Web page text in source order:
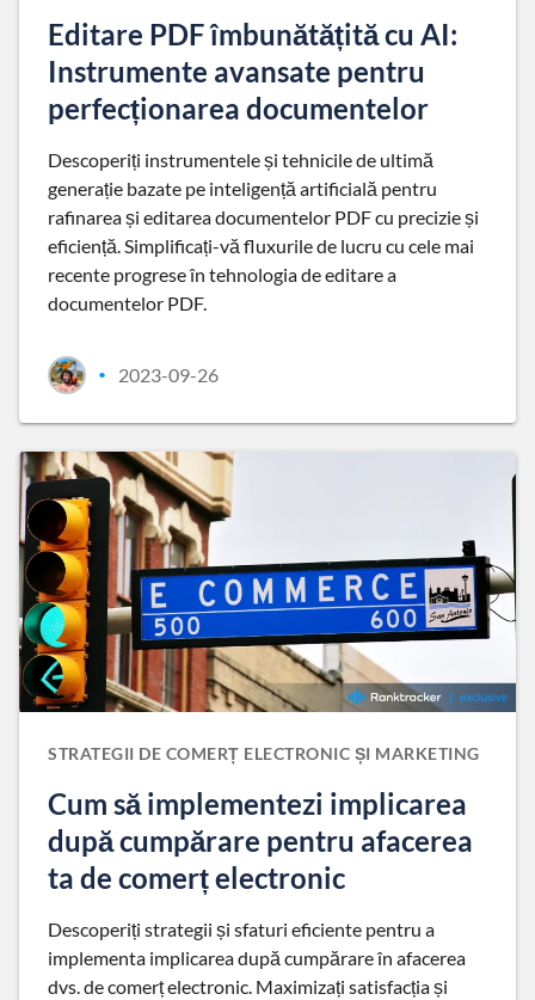
Editare PDF îmbunătățită cu AI:
Instrumente avansate pentru
perfecționarea documentelor
Descoperiți instrumentele și tehnicile de ultimă
generație bazate pe inteligență artificială pentru
rafinarea și editarea documentelor PDF cu precizie și
eficiență. Simplificați-vă fluxurile de lucru cu cele mai
recente progrese în tehnologia de editare a
documentelor PDF.
• 2023-09-26
STRATEGII DE COMERȚ ELECTRONIC ȘI MARKETING
Cum să implementezi implicarea
după cumpărare pentru afacerea
ta de comerț electronic
Descoperiți strategii și sfaturi eficiente pentru a
implementa implicarea după cumpărare în afacerea
dvs. de comerț electronic. Maximizați satisfacția și